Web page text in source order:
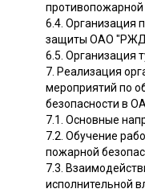
6.4. Организация
защиты ОАО
6.5. Организация
7. Реализация
мероприятий по
безопасности в
7.1. Основные
7.2. Обучение
пожарной
7.3.
исполнительной